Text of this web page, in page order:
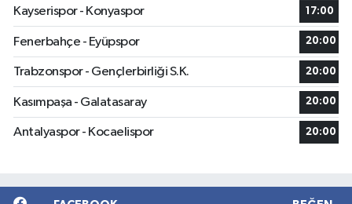
Kayserispor - Konyaspor
17:00
Fenerbahçe - Eyüpspor 20:00
Trabzonspor - Gençlerbirliği S.K. 20:00
Kasımpaşa - Galatasaray 20:00
Antalyaspor - Kocaelispor 20:00